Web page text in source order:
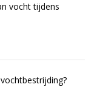
vocht tijdens